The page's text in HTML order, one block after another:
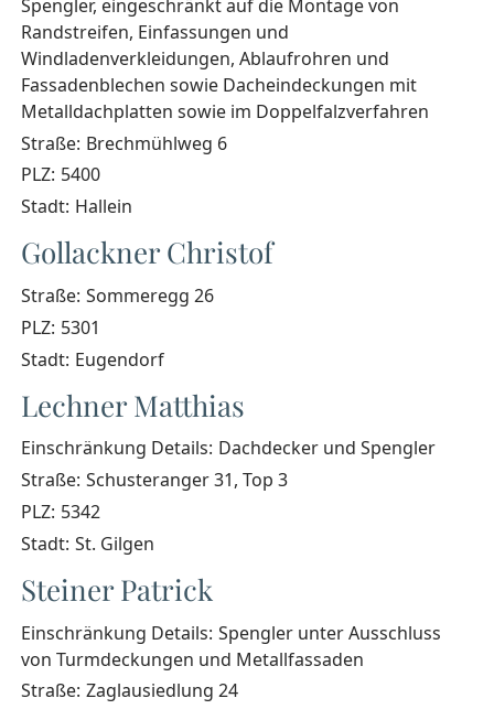
Spengler, eingeschränkt auf die Montage von
Randstreifen, Einfassungen und
Windladenverkleidungen, Ablaufrohren und
Fassadenblechen sowie Dacheindeckungen mit
Metalldachplatten sowie im Doppelfalzverfahren
Straße: Brechmühlweg 6
PLZ: 5400
Stadt: Hallein
Gollackner Christof
Straße: Sommeregg 26
PLZ: 5301
Stadt: Eugendorf
Lechner Matthias
Einschränkung Details: Dachdecker und Spengler
Straße: Schusteranger 31, Top 3
PLZ: 5342
Stadt: St. Gilgen
Steiner Patrick
Einschränkung Details: Spengler unter Ausschluss
von Turmdeckungen und Metallfassaden
Straße: Zaglausiedlung 24